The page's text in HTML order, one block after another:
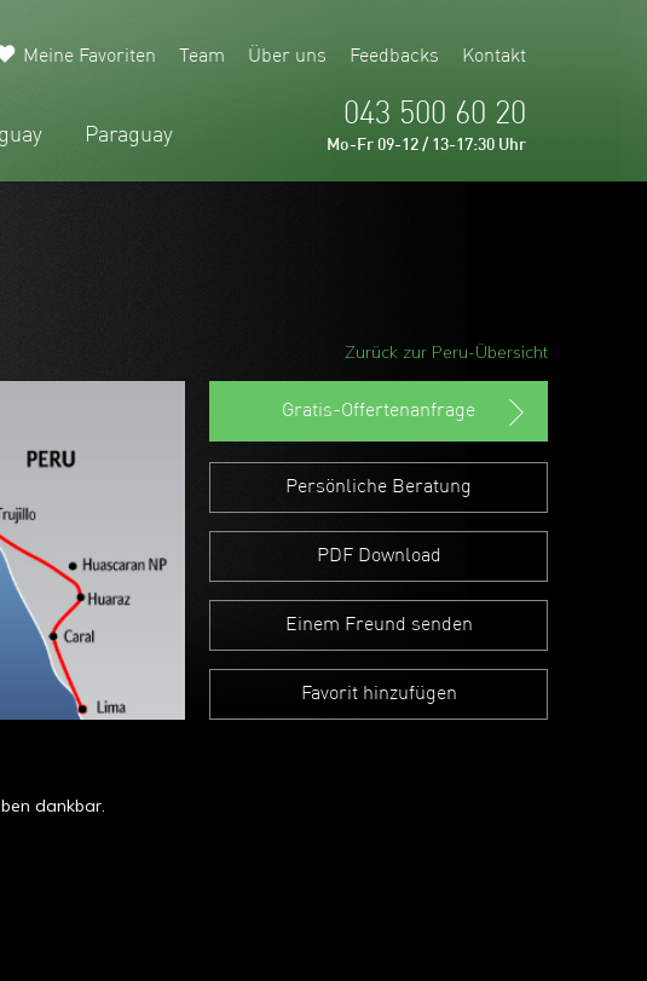
Paraguay
Meine Favoriten Team Über uns Feedbacks Kontakt
043 500 60 20
Mo-Fr 09-12 / 13-17:30 Uhr
Zurück zur Peru-Übersicht
Gratis-Offertenanfrage
Persönliche Beratung
PDF Download
Einem Freund senden
Favorit hinzufügen
dankbar.